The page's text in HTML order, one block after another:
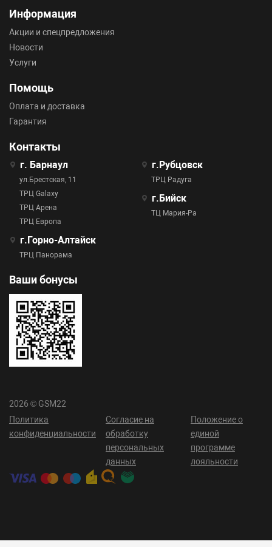
Информация
Акции и спецпредложения
Новости
Услуги
Помощь
Оплата и доставка
Гарантия
Контакты
г. Барнаул
ул.Брестская, 11
ТРЦ Galaxy
ТРЦ Арена
ТРЦ Европа
г.Горно-Алтайск
ТРЦ Панорама
г.Рубцовск
ТРЦ Радуга
г.Бийск
ТЦ Мария-Ра
Ваши бонусы
2026 © GSM22
Политика
конфиденциальности
Согласие на
обработку
персональных
данных
Положение о
единой
программе
лояльности